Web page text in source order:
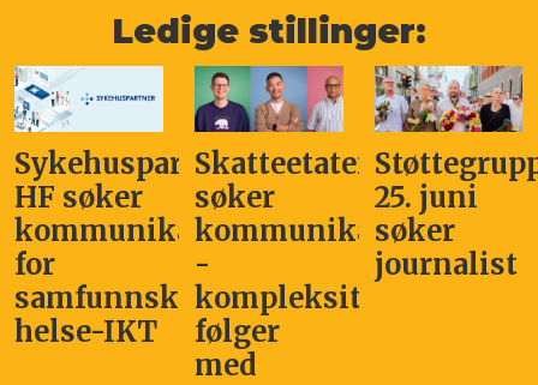
Ledige stillinger:
Sykehuspartner
HF søker
kommunikasjonssjef
for
samfunnskritisk
helse-IKT
Skatteetaten
søker
kommunikasjonsleder
-
kompleksitet
følger
med
25. juni
søker
journalist